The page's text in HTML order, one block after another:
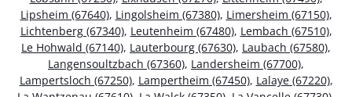
Lipsheim (67640), Lingolsheim (67380), Limersheim (67150),
Lichtenberg (67340), Leutenheim (67480), Lembach (67510),
Le Hohwald (67140), Lauterbourg (67630), Laubach (67580),
Langensoultzbach (67360), Landersheim (67700),
Lampertsloch (67250), Lampertheim (67450), Lalaye (67220),